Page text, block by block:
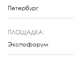
Петербург
ПЛОЩАДКА:
Экспофорум